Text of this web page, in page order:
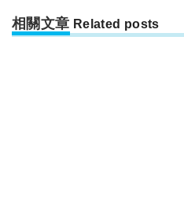
相關文章 Related posts